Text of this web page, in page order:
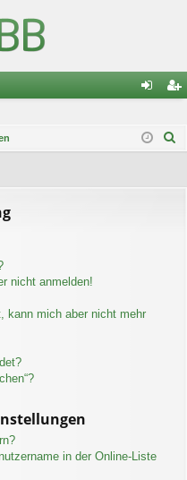
m ist
nicht anmelden!
kann mich aber nicht mehr
in der Online-Liste